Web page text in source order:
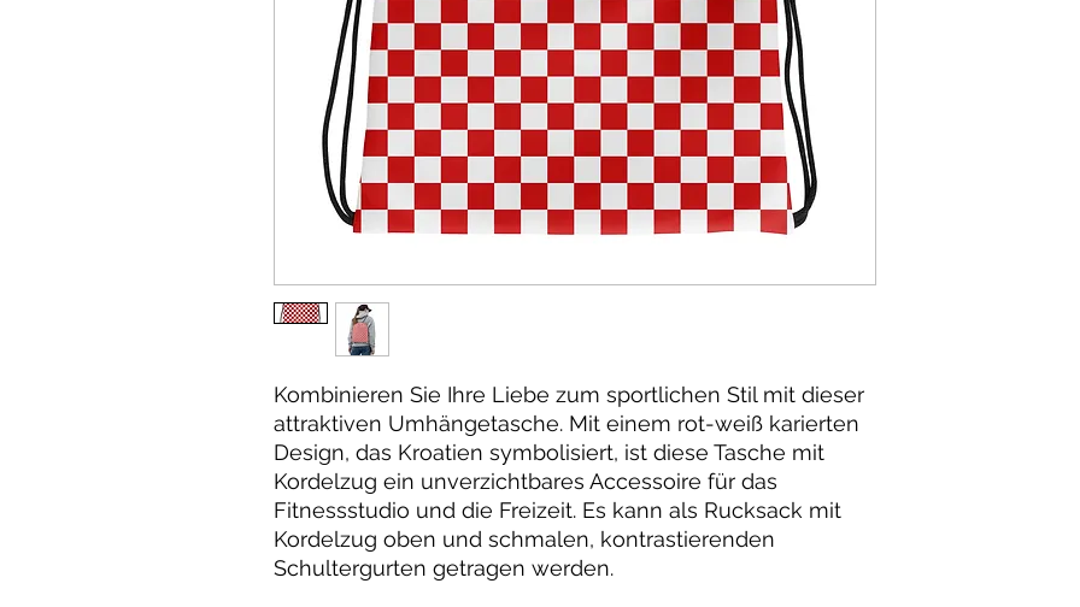
Kombinieren Sie Ihre Liebe zum sportlichen Stil mit dieser
attraktiven Umhängetasche. Mit einem rot-weiß karierten
Design, das Kroatien symbolisiert, ist diese Tasche mit
Kordelzug ein unverzichtbares Accessoire für das
Fitnessstudio und die Freizeit. Es kann als Rucksack mit
Kordelzug oben und schmalen, kontrastierenden
Schultergurten getragen werden.